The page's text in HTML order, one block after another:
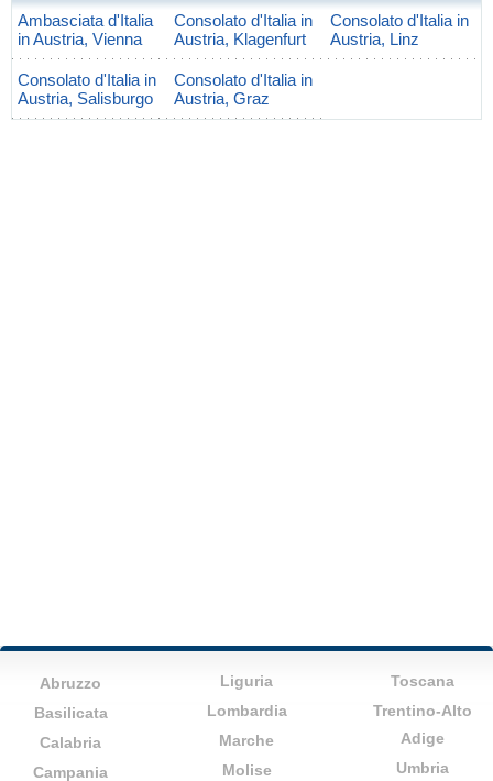
Ambasciata d'Italia
in Austria, Vienna
Consolato d'Italia in
Austria, Klagenfurt
Consolato d'Italia in
Austria, Linz
Consolato d'Italia in
Austria, Salisburgo
Consolato d'Italia in
Austria, Graz
Abruzzo
Basilicata
Calabria
Campania
Liguria
Lombardia
Marche
Molise
Toscana
Trentino-Alto
Adige
Umbria